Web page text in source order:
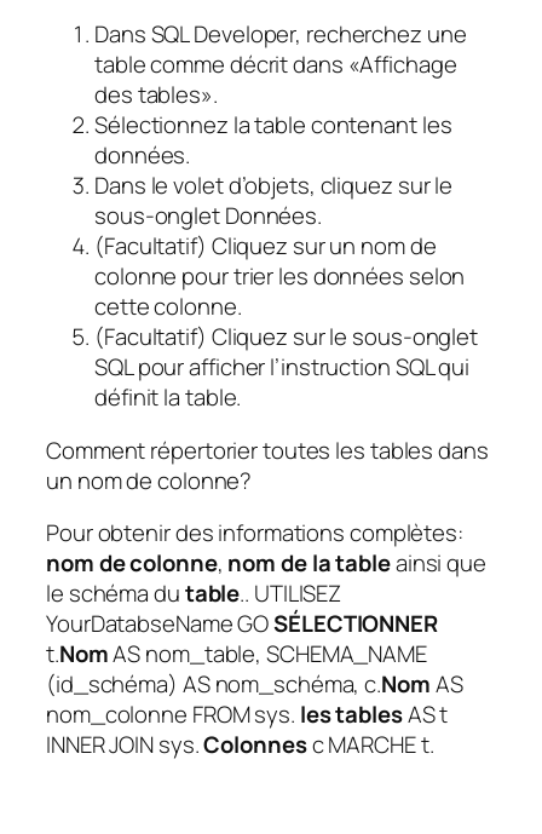
Dans SQL Developer, recherchez une
table comme décrit dans «Affichage
des tables».
Sélectionnez la table contenant les
données.
Dans le volet d’objets, cliquez sur le
sous-onglet Données.
(Facultatif) Cliquez sur un nom de
colonne pour trier les données selon
cette colonne.
(Facultatif) Cliquez sur le sous-onglet
SQL pour afficher l’instruction SQL qui
définit la table.
Comment répertorier toutes les tables dans
un nom de colonne?
Pour obtenir des informations complètes:
nom de colonne, nom de la tableainsi que
le schéma dutable.. UTILISEZ
YourDatabseName GOSÉLECTIONNER
t.NomAS nom_table, SCHEMA_NAME
(id_schéma) AS nom_schéma, c.NomAS
nom_colonne FROM sys. les tablesAS t
INNER JOIN sys.Colonnesc MARCHE t.